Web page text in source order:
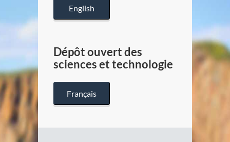
English
Dépôt ouvert des
sciences et technologie
Français